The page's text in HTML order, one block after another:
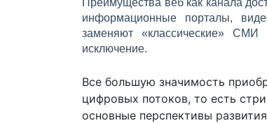
Преимущества веб как канала
информационные порталы,
заменяют «классические»
исключение.
Все большую значимость
цифровых потоков, то есть
основные перспективы